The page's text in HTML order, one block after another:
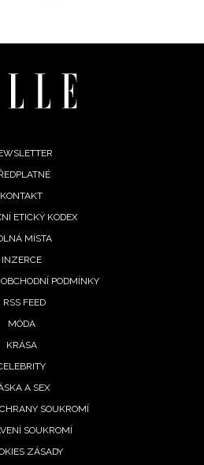
Extra s.r.o., zaškrtněte toto pole.
KONTAKT
ETICKÝ KODEX
MÍSTA
INZERCE
PODMÍNKY
RSS FEED
MÓDA
KRÁSA
A SEX
SOUKROMÍ
SOUKROMÍ
ZÁSADY